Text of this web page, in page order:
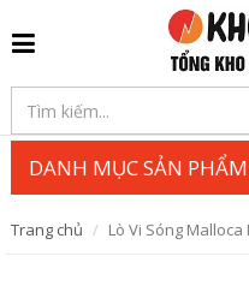
DANH MỤC SẢN PHẨM
Trang chủ Lò Vi Sóng Malloca